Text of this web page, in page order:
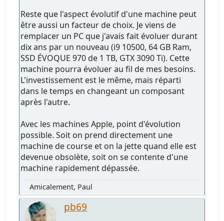
Reste que l'aspect évolutif d'une machine peut
être aussi un facteur de choix. Je viens de
remplacer un PC que j'avais fait évoluer durant
dix ans par un nouveau (i9 10500, 64 GB Ram,
SSD ÉVOQUE 970 de 1 TB, GTX 3090 Ti). Cette
machine pourra évoluer au fil de mes besoins.
L'investissement est le même, mais réparti
dans le temps en changeant un composant
après l'autre.
Avec les machines Apple, point d'évolution
possible. Soit on prend directement une
machine de course et on la jette quand elle est
devenue obsolète, soit on se contente d'une
machine rapidement dépassée.
Amicalement, Paul
pb69